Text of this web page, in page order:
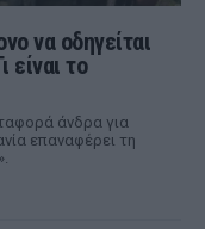
να οδηγείται
είναι το
άνδρα για
επαναφέρει τη